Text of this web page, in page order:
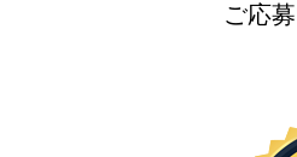
ご応